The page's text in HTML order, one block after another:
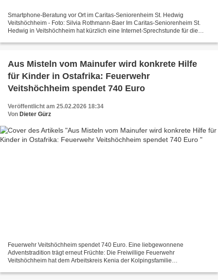
Smartphone-Beratung vor Ort im Caritas-Seniorenheim St. Hedwig
Veitshöchheim - Foto: Silvia Rothmann-Baer Im Caritas-Seniorenheim St.
Hedwig in Veitshöchheim hat kürzlich eine Internet-Sprechstunde für die
Aus Misteln vom Mainufer wird konkrete Hilfe
für Kinder in Ostafrika: Feuerwehr
Veitshöchheim spendet 740 Euro
Veröffentlicht am 25.02.2026 18:34
Von Dieter Gürz
Feuerwehr Veitshöchheim spendet 740 Euro. Eine liebgewonnene
Adventstradition trägt erneut Früchte: Die Freiwillige Feuerwehr
Veitshöchheim hat dem Arbeitskreis Kenia der Kolpingsfamilie
Verkaufsaktion...